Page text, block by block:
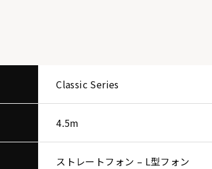
Classic Series
4.5m
ストレートフォン – L型フォン